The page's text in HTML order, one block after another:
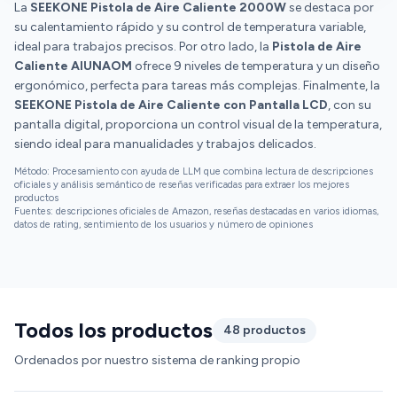
enfriar la pistola, también para proteger el
dispositivo, al reiniciar el trabajo y encenderlo de
nuevo, el aparato tiene memoria y vuelve a la
temperatura a la que estaba trabajando
anteriormente de forma automática, cosa que me
gustó mucho también. En resumen, la relación
calidad precio me parce bastante buena, la pistola
está muy conseguida y funciona muy bien, lo único
lugar de la caja de cartón, aunque fuera un poco
más caro, por lo demás producto totalmente
recomendable.
La SEEKONE Pistola de Aire Caliente 2000Wse destaca por
su calentamiento rápido y su control de temperatura variable,
ideal para trabajos precisos. Por otro lado, la Pistola de Aire
Caliente AIUNAOM ofrece 9 niveles de temperatura y un diseño
ergonómico, perfecta para tareas más complejas. Finalmente, la
SEEKONE Pistola de Aire Caliente con Pantalla LCD, con su
pantalla digital, proporciona un control visual de la temperatura,
siendo ideal para manualidades y trabajos delicados.
Método: Procesamiento con ayuda de LLM que combina lectura de descripciones
oficiales y análisis semántico de reseñas verificadas para extraer los mejores
productos
Fuentes: descripciones oficiales de Amazon, reseñas destacadas en varios idiomas,
datos de rating, sentimiento de los usuarios y número de opiniones
Todos los productos
48 productos
Ordenados por nuestro sistema de ranking propio